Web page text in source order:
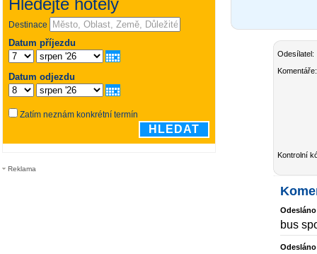
Reklama
Odesílatel:
Komentáře:
Kontrolní
bus